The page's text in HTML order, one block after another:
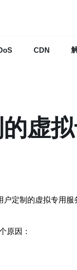
CDN
虚
定制的虚拟专用
原因：